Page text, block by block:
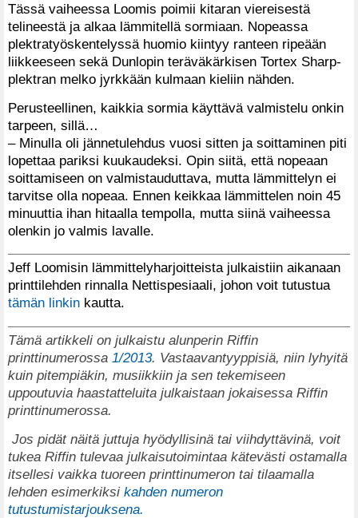
Tässä vaiheessa Loomis poimii kitaran viereisestä
telineestä ja alkaa lämmitellä sormiaan. Nopeassa
plektratyöskentelyssä huomio kiintyy ranteen ripeään
liikkeeseen sekä Dunlopin teräväkärkisen Tortex Sharp-
plektran melko jyrkkään kulmaan kieliin nähden.
Perusteellinen, kaikkia sormia käyttävä valmistelu onkin
tarpeen, sillä…
– Minulla oli jännetulehdus vuosi sitten ja soittaminen piti
lopettaa pariksi kuukaudeksi. Opin siitä, että nopeaan
soittamiseen on valmistauduttava, mutta lämmittelyn ei
tarvitse olla nopeaa. Ennen keikkaa lämmittelen noin 45
minuuttia ihan hitaalla tempolla, mutta siinä vaiheessa
olenkin jo valmis lavalle.
Jeff Loomisin lämmittelyharjoitteista julkaistiin aikanaan
printtilehden rinnalla Nettispesiaali, johon voit tutustua
tämän linkin kautta.
Tämä artikkeli on julkaistu alunperin Riffin
printtinumerossa 1/2013. Vastaavantyyppisiä, niin lyhyitä
kuin pitempiäkin, musiikkiin ja sen tekemiseen
uppoutuvia haastatteluita julkaistaan jokaisessa Riffin
printtinumerossa.
Jos pidät näitä juttuja hyödyllisinä tai viihdyttävinä, voit
tukea Riffin tulevaa julkaisutoimintaa kätevästi ostamalla
itsellesi vaikka tuoreen printtinumeron tai tilaamalla
lehden esimerkiksi kahden numeron
tutustumistarjouksena.